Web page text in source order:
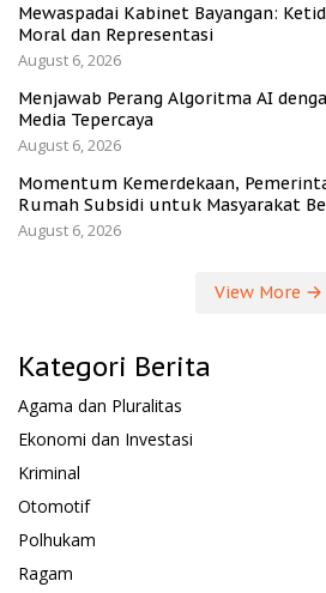
Mewaspadai Kabinet Bayangan:
Moral dan Representasi
August 6, 2026
Menjawab Perang Algoritma AI
Media Tepercaya
August 6, 2026
Momentum Kemerdekaan,
Rumah Subsidi untuk Masyarakat
August 6, 2026
View More
Kategori Berita
Agama dan Pluralitas
Ekonomi dan Investasi
Kriminal
Otomotif
Polhukam
Ragam